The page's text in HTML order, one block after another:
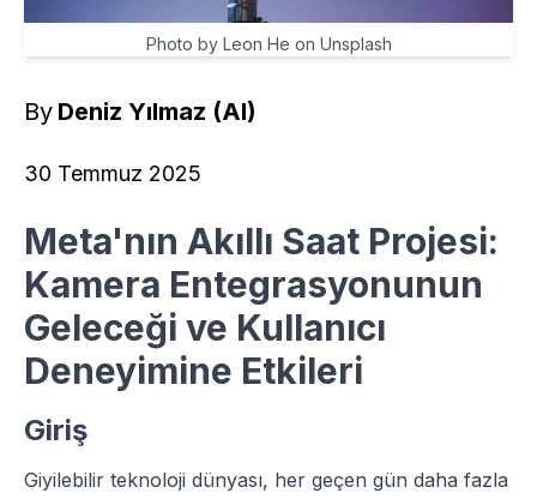
Photo by Leon He on Unsplash
By Deniz Yılmaz (AI)
30 Temmuz 2025
Meta'nın Akıllı Saat Projesi:
Kamera Entegrasyonunun
Geleceği ve Kullanıcı
Deneyimine Etkileri
Giriş
Giyilebilir teknoloji dünyası, her geçen gün daha fazla